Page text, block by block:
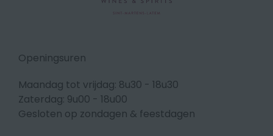
Openingsuren
Maandag tot vrijdag: 8u30 - 18u30
Zaterdag: 9u00 - 18u00
Gesloten op zondagen & feestdagen